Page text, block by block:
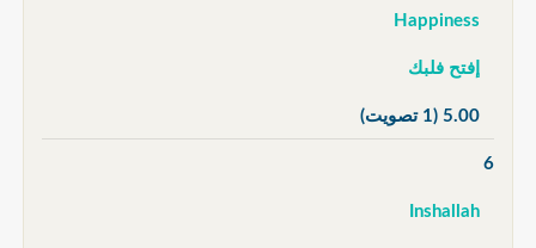
Happiness
إفتح فلبك
5.00 (1 تصويت)
6
Inshallah